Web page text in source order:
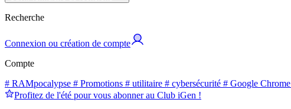
Recherche
Connexion ou création de compte
Compte
# RAMpocalypse # Promotions # utilitaire # cybersécurité # Google Chrome
Profitez de l'été pour vous abonner au Club iGen !